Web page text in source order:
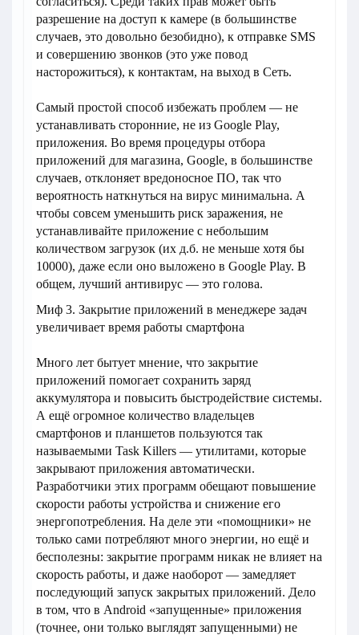
разрешение на доступ к камере (в большинстве
случаев, это довольно безобидно), к отправке SMS
и совершению звонков (это уже повод
насторожиться), к контактам, на выход в Сеть.
Самый простой способ избежать проблем — не
устанавливать сторонние, не из Google Play,
приложения. Во время процедуры отбора
приложений для магазина, Google, в большинстве
случаев, отклоняет вредоносное ПО, так что
вероятность наткнуться на вирус минимальна. А
чтобы совсем уменьшить риск заражения, не
устанавливайте приложение с небольшим
количеством загрузок (их д.б. не меньше хотя бы
10000), даже если оно выложено в Google Play. В
общем, лучший антивирус — это голова.
Миф 3. Закрытие приложений в менеджере задач
увеличивает время работы смартфона
Много лет бытует мнение, что закрытие
приложений помогает сохранить заряд
аккумулятора и повысить быстродействие системы.
А ещё огромное количество владельцев
смартфонов и планшетов пользуются так
называемыми Task Killers — утилитами, которые
закрывают приложения автоматически.
Разработчики этих программ обещают повышение
скорости работы устройства и снижение его
энергопотребления. На деле эти «помощники» не
только сами потребляют много энергии, но ещё и
бесполезны: закрытие программ никак не влияет на
скорость работы, и даже наоборот — замедляет
последующий запуск закрытых приложений. Дело
в том, что в Android «запущенные» приложения
(точнее, они только выглядят запущенными) не